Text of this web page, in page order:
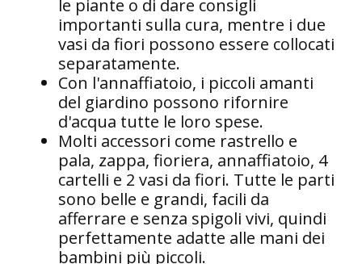
le piante o di dare consigli
importanti sulla cura, mentre i due
vasi da fiori possono essere collocati
separatamente.
Con l'annaffiatoio, i piccoli amanti
del giardino possono rifornire
d'acqua tutte le loro spese.
Molti accessori come rastrello e
pala, zappa, fioriera, annaffiatoio, 4
cartelli e 2 vasi da fiori. Tutte le parti
sono belle e grandi, facili da
afferrare e senza spigoli vivi, quindi
perfettamente adatte alle mani dei
bambini più piccoli.